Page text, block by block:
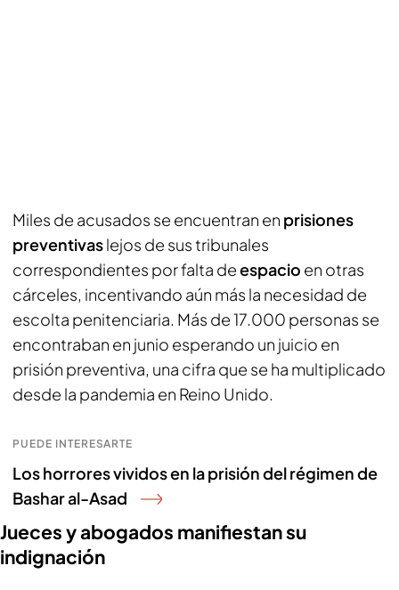
Miles de acusados se encuentran en prisiones
preventivaslejos de sus tribunales
correspondientes por falta deespacio en otras
cárceles, incentivando aún más la necesidad de
escolta penitenciaria. Más de 17.000 personas se
encontraban en junio esperando un juicio en
prisión preventiva, una cifra que se ha multiplicado
desde la pandemia en Reino Unido.
PUEDE INTERESARTE
Los horrores vividos en la prisión del régimen de
Bashar al-Asad
Jueces y abogados manifiestan su
indignación